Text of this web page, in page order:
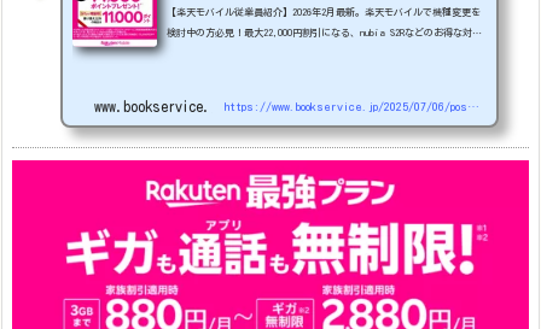
【楽天モバイル従業員紹介】2026年2月最新。楽天モバイルで機種変更を
検討中の方必見！最大22,000円割引になる、nubia S2Rなどのお得な対象
arrows We2 1円 arrows We2 Plus #1円
www.bookservice.jp https://www.bookservice.jp/2025/07/06/post-48181